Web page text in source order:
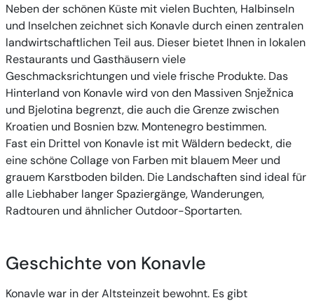
Neben der schönen Küste mit vielen Buchten, Halbinseln
und Inselchen zeichnet sich Konavle durch einen zentralen
landwirtschaftlichen Teil aus. Dieser bietet Ihnen in lokalen
Restaurants und Gasthäusern viele
Geschmacksrichtungen und viele frische Produkte. Das
Hinterland von Konavle wird von den Massiven Snježnica
und Bjelotina begrenzt, die auch die Grenze zwischen
Kroatien und Bosnien bzw. Montenegro bestimmen.
Fast ein Drittel von Konavle ist mit Wäldern bedeckt, die
eine schöne Collage von Farben mit blauem Meer und
grauem Karstboden bilden. Die Landschaften sind ideal für
alle Liebhaber langer Spaziergänge, Wanderungen,
Radtouren und ähnlicher Outdoor-Sportarten.
Geschichte von Konavle
Konavle war in der Altsteinzeit bewohnt. Es gibt